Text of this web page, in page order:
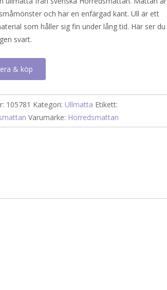
och har en enfärgad kant. Ull är ett
som håller sig fin under lång tid. Här ser du
svart.
& köp
105781 Kategori: Ullmatta Etikett:
Varumärke: Horredsmattan